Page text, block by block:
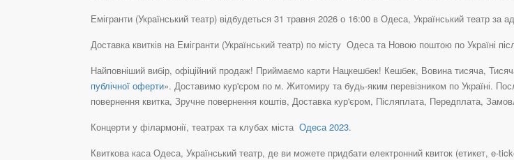
Емігранти (Український театр) відбудеться 31 травня 2026 о 16:00 в Одеса, Український театр за
Доставка квитків на Емігранти (Український театр) по місту Одеса та Новою поштою по Україні
Найповніший вибір, офіційний продаж! Приймаємо карти Нацкешбек! Кешбек, Вовина тисяча,
публічної оферти». Доставимо кур'єром по м. Житомиру та будь-яким перевізником по Україні.
повернення квитка, Зручне повернення коштів, Доставка кур'єром, Післяплата, Передплата,
Концерти у філармонії, театрах та клубах міста Одеса 2023.
Квиткова каса Одеса, Український театр, де ви можете придбати електронний квиток (етикет, e-